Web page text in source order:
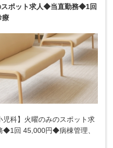
スポット求人◆当直勤務◆1回
療
児科】火曜のみのスポット求
◆1回 45,000円◆病棟管理、